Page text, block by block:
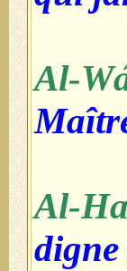
Al-
Al-
digne